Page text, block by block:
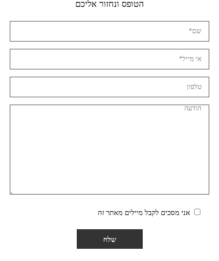
הטופס ונחזור אליכם
אני מסכים לקבל מיילים מאתר זה